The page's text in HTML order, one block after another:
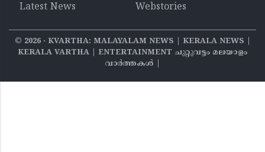
Latest News
Webstories
© 2026‧ KVARTHA: MALAYALAM NEWS | KERALA NEWS |
KERALA VARTHA | ENTERTAINMENT ചുറ്റുവട്ടം മലയാളം
വാര്‍ത്തകൾ |